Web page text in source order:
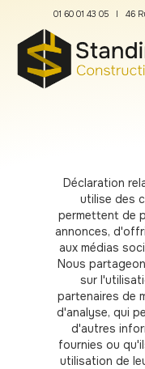
01 60 01 43 05 l 46
Déclaration
utilise des
permettent de
annonces,
aux médias
Nous
sur
partenaires de
d'analyse, qui
d'autres
fournies ou
utilisation de